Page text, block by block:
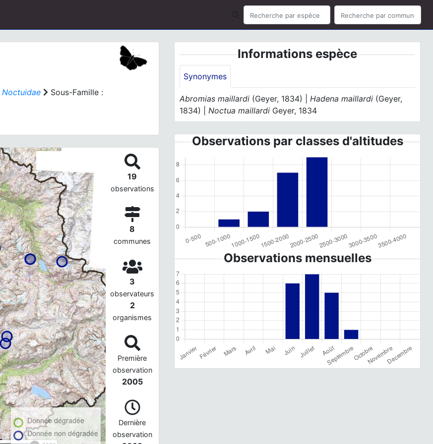
Noctuidae
Sous-Famille :
Donnée dégradée
Donnée non dégradée
19
observations
8
communes
3
observateurs
2
organismes
Première
observation
2005
Dernière
observation
Informations espèce
Synonymes
Abromias maillardi (Geyer, 1834) |Hadena maillardi (Geyer,
1834) |Noctua maillardi Geyer, 1834
Observations par classes d'altitudes
Observations mensuelles